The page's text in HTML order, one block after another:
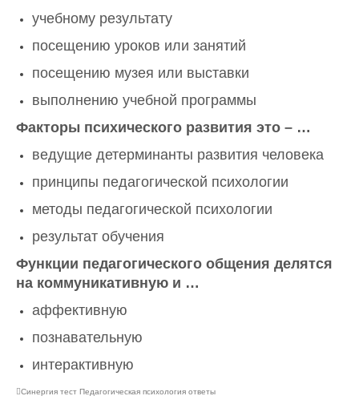
учебному результату
посещению уроков или занятий
посещению музея или выставки
выполнению учебной программы
Факторы психического развития это – …
ведущие детерминанты развития человека
принципы педагогической психологии
методы педагогической психологии
результат обучения
Функции педагогического общения делятся
на коммуникативную и …
аффективную
познавательную
интерактивную
Синергия тест Педагогическая психология ответы